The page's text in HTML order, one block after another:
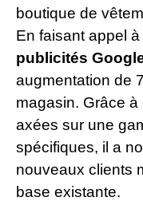
boutique de
En faisant appel
publicités
augmentation de
magasin. Grâce
axées sur une
spécifiques, il a
nouveaux clients
base existante.